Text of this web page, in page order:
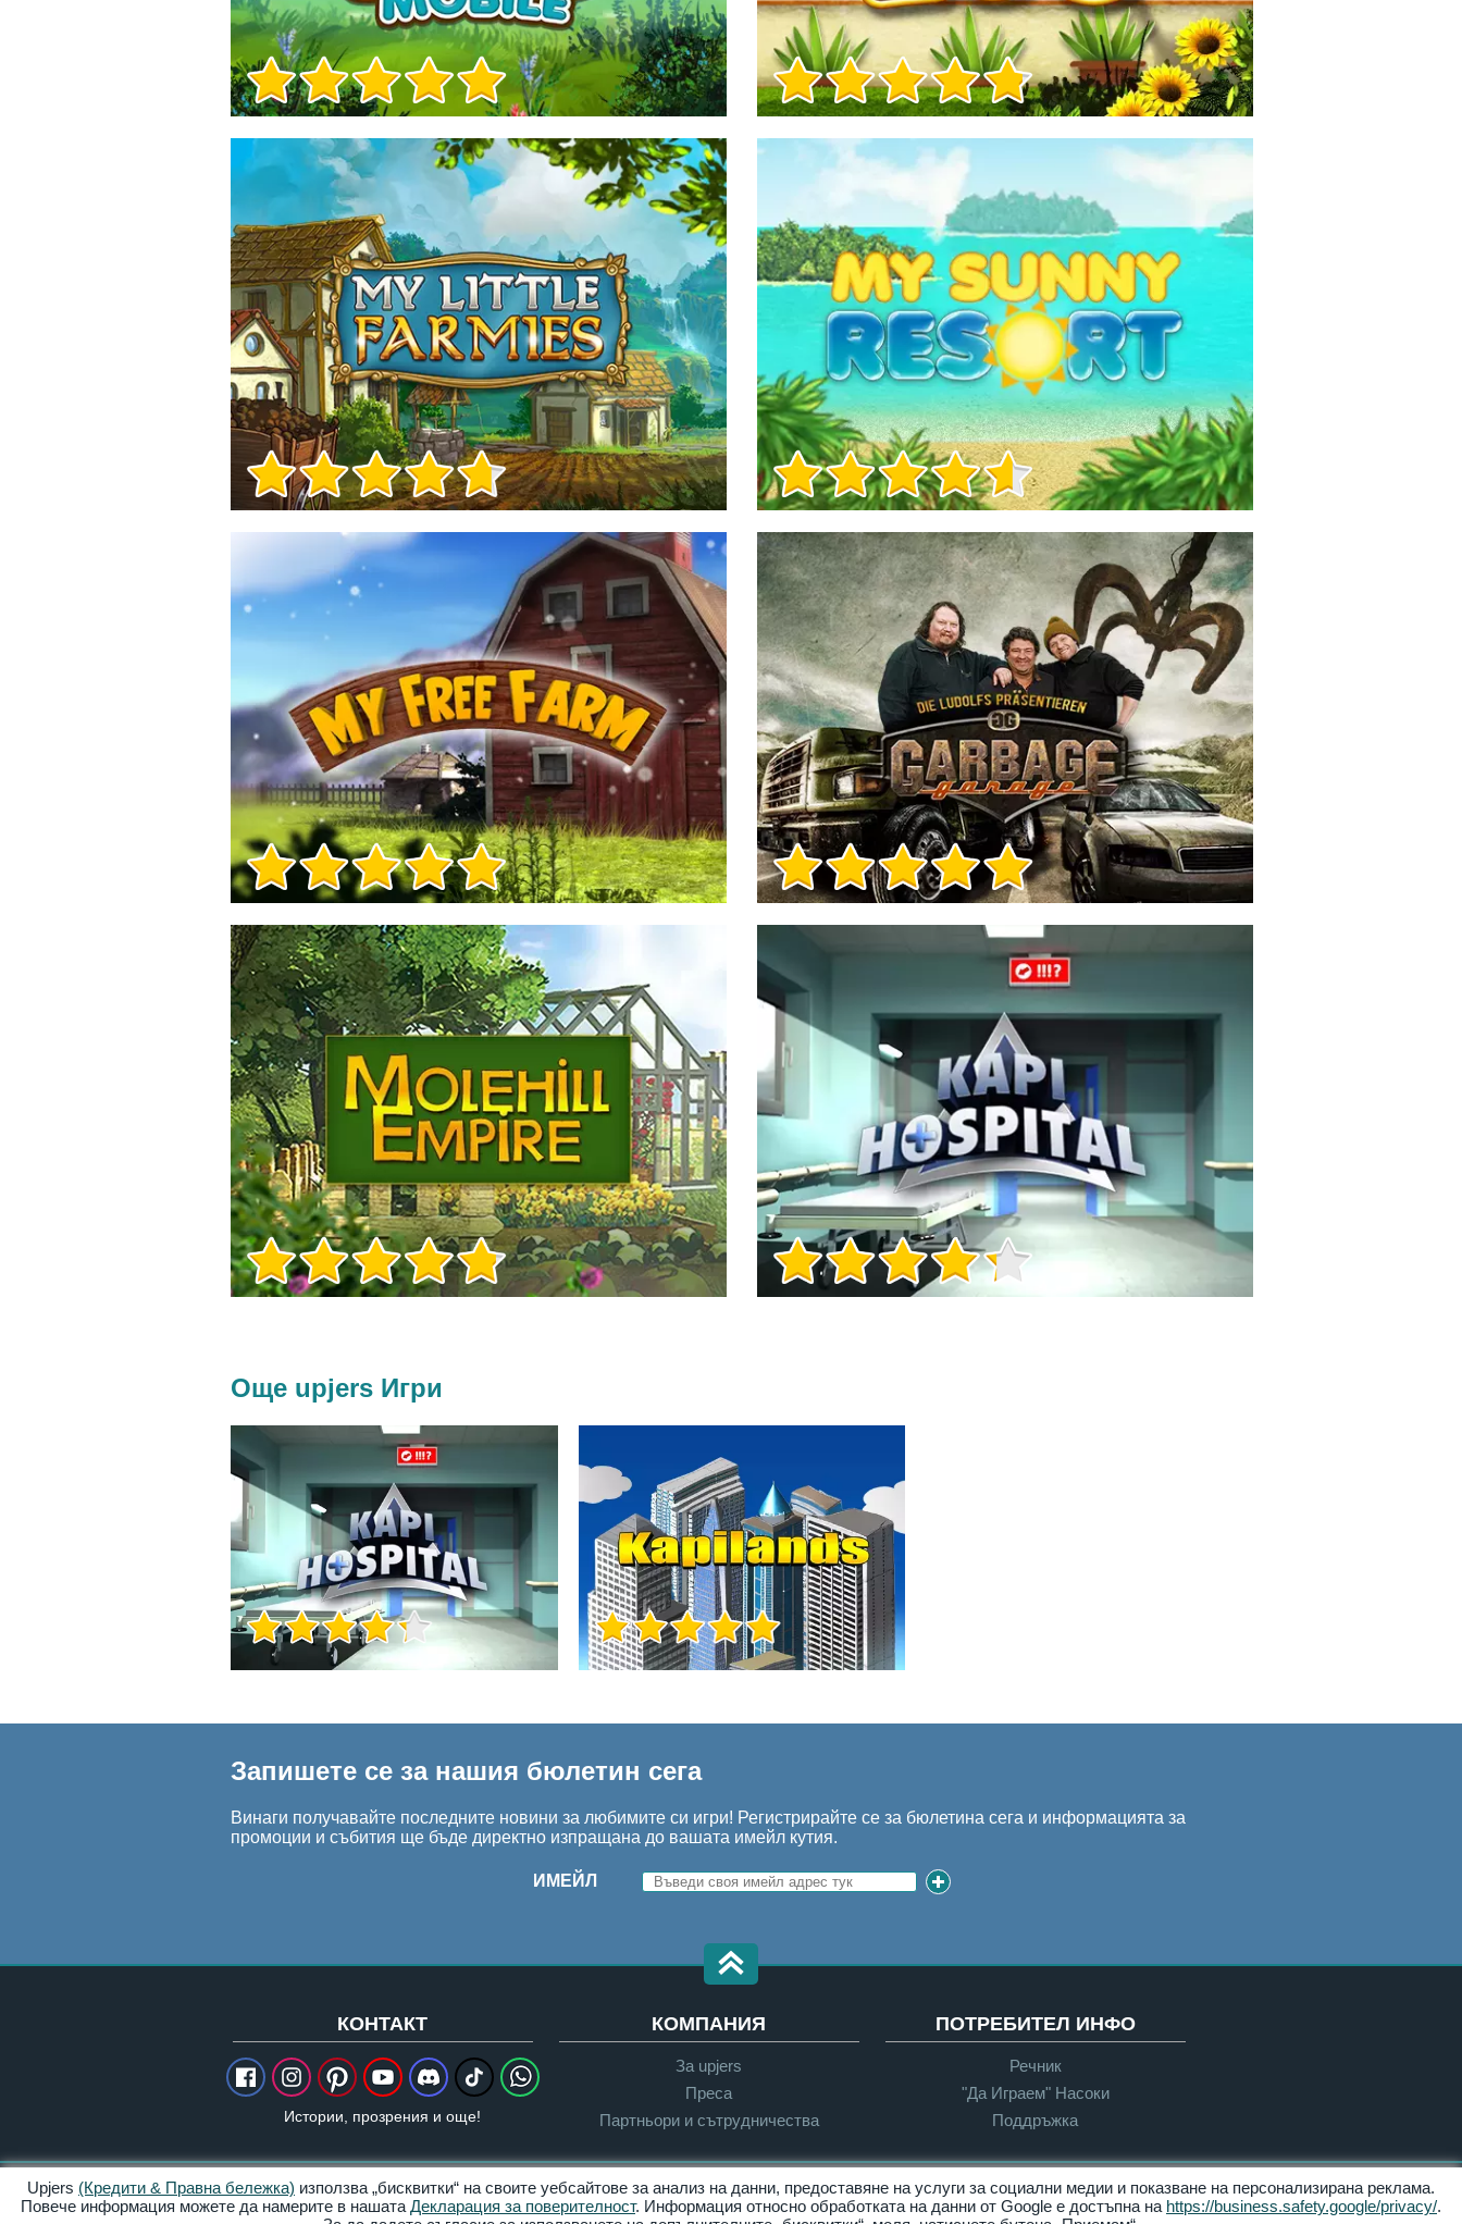
Игра Инфо
Игра Инфо
Игра Инфо
Игра Инфо
Игра Инфо
Игра Инфо
Игра Инфо Игра Инфо
Игра Инфо
Игра Инфо
Още upjers Игри
Запишете се за нашия бюлетин сега
Винаги получавайте последните новини за любимите си игри! Регистрирайте се за бюлетина сега и информацията за
промоции и събития ще бъде директно изпращана до вашата имейл кутия.
ИМЕЙЛ
КОНТАКТ
Истории, прозрения и още!
КОМПАНИЯ
За upjers
Преса
Партньори и сътрудничества
ПОТРЕБИТЕЛ ИНФО
Речник
"Да Играем" Насоки
Поддръжка
Кредити & Правна бележка Поверителност Условия за ползване Достъпност
Upjers (Кредити & Правна бележка) използва „бисквитки“ на своите уебсайтове за анализ на данни, предоставяне на услуги за социални медии и показване на персонализирана реклама.
Повече информация можете да намерите в нашата Декларация за поверителност. Информация относно обработката на данни от Google е достъпна на https://business.safety.google/privacy/.